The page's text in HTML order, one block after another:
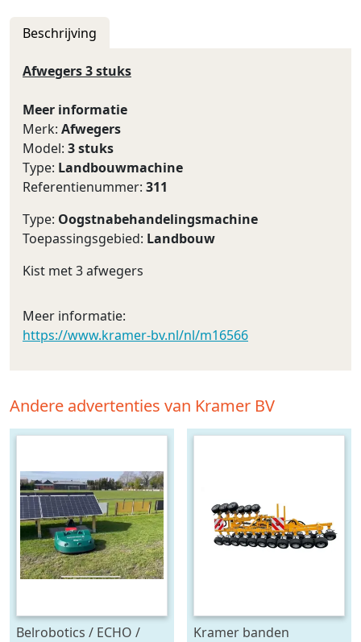
Beschrijving
Afwegers 3 stuks
Meer informatie
Merk: Afwegers
Model: 3 stuks
Type: Landbouwmachine
Referentienummer: 311
Type: Oogstnabehandelingsmachine
Toepassingsgebied: Landbouw
Kist met 3 afwegers
Meer informatie:
https://www.kramer-bv.nl/nl/m16566
Andere advertenties van Kramer BV
Belrobotics / ECHO /
Kramer banden